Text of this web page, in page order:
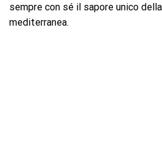
sempre con sé il sapore unico
mediterranea.